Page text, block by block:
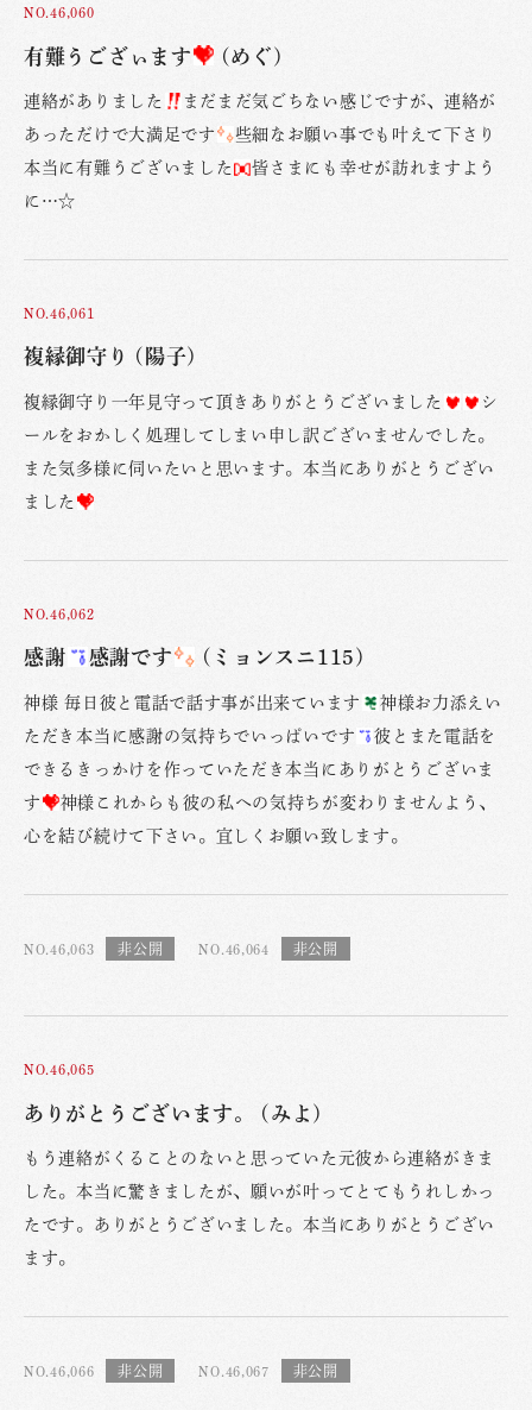
NO.46,060
有難うござぃます (めぐ)
連絡がありました
まだまだ気ごちない感じですが、連絡が
あっただけで大満足です
些細なお願い事でも叶えて下さり
本当に有難うございました
皆さまにも幸せが訪れますよう
に…☆
NO.46,061
複縁御守り (陽子)
複縁御守り一年見守って頂きありがとうございました
シ
ールをおかしく処理してしまい申し訳ございませんでした。
また気多様に伺いたいと思います。本当にありがとうござい
ました
NO.46,062
感謝 感謝です (ミョンスニ115)
神様 毎日彼と電話で話す事が出来ています
神様お力添えい
ただき本当に感謝の気持ちでいっぱいです
彼とまた電話を
できるきっかけを作っていただき本当にありがとうございま
す
神様これからも彼の私への気持ちが変わりませんよう、
心を結び続けて下さい。宜しくお願い致します。
NO.46,063 NO.46,064
NO.46,065
ありがとうございます。 (みよ)
もう連絡がくることのないと思っていた元彼から連絡がきま
した。本当に驚きましたが、願いが叶ってとてもうれしかっ
たです。ありがとうございました。本当にありがとうござい
ます。
NO.46,066 NO.46,067